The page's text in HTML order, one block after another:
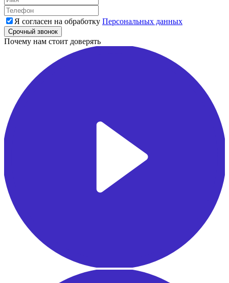
Я согласен на обработку Персональных данных
Срочный звонок
Почему нам стоит доверять